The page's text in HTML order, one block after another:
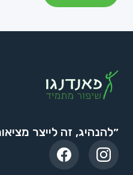
״להנהיג, זה לייצר